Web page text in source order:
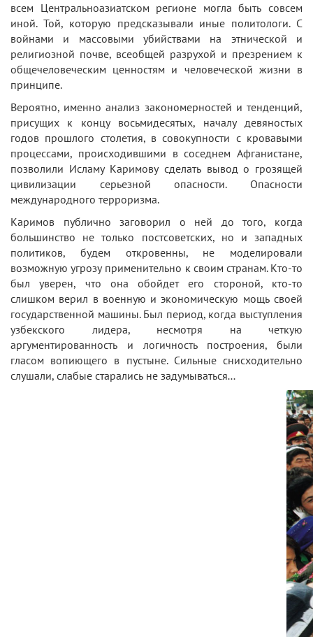
всем Центральноазиатском регионе могла быть совсем
иной. Той, которую предсказывали иные политологи. С
войнами и массовыми убийствами на этнической и
религиозной почве, всеобщей разрухой и презрением к
общечеловеческим ценностям и человеческой жизни в
принципе.
Вероятно, именно анализ закономерностей и тенденций,
присущих к концу восьмидесятых, началу девяностых
годов прошлого столетия, в совокупности с кровавыми
процессами, происходившими в соседнем Афганистане,
позволили Исламу Каримову сделать вывод о грозящей
цивилизации серьезной опасности. Опасности
международного терроризма.
Каримов публично заговорил о ней до того, когда
большинство не только постсоветских, но и западных
политиков, будем откровенны, не моделировали
возможную угрозу применительно к своим странам. Кто-то
был уверен, что она обойдет его стороной, кто-то
слишком верил в военную и экономическую мощь своей
государственной машины. Был период, когда выступления
узбекского лидера, несмотря на четкую
аргументированность и логичность построения, были
гласом вопиющего в пустыне. Сильные снисходительно
слушали, слабые старались не задумываться…